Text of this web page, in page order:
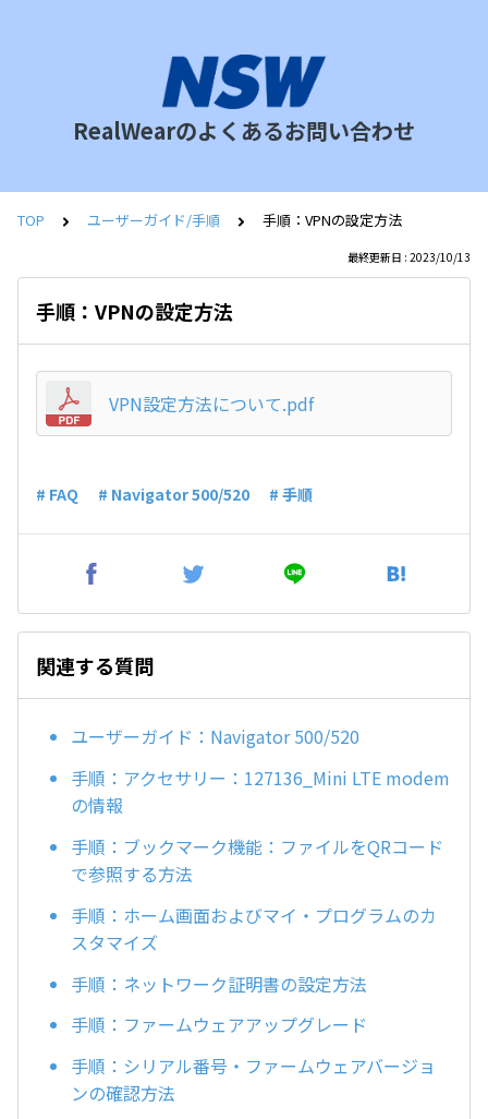
RealWearのよくあるお問い合わせ
TOP ユーザーガイド/手順 手順：VPNの設定方法
最終更新日 : 2023/10/13
手順：VPNの設定方法
VPN設定方法について.pdf
# FAQ # Navigator 500/520 # 手順
関連する質問
ユーザーガイド：Navigator 500/520
手順：アクセサリー：127136_Mini LTE modem
の情報
手順：ブックマーク機能：ファイルをQRコード
で参照する方法
手順：ホーム画面およびマイ・プログラムのカ
スタマイズ
手順：ネットワーク証明書の設定方法
手順：ファームウェアアップグレード
手順：シリアル番号・ファームウェアバージョ
ンの確認方法